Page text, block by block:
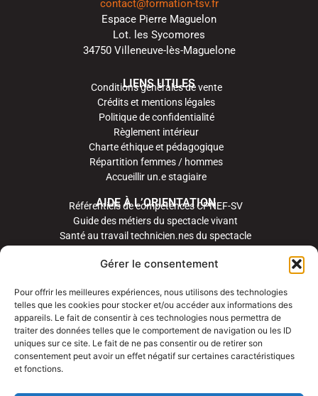
Gérer le consentement
Pour offrir les meilleures expériences, nous utilisons des technologies
telles que les cookies pour stocker et/ou accéder aux informations des
appareils. Le fait de consentir à ces technologies nous permettra de
traiter des données telles que le comportement de navigation ou les ID
uniques sur ce site. Le fait de ne pas consentir ou de retirer son
consentement peut avoir un effet négatif sur certaines caractéristiques
et fonctions.
contact@formation-tsv.fr
Espace Pierre Maguelon
Lot. les Sycomores
34750 Villeneuve-lès-Maguelone
LIENS UTILES
Conditions générales de vente
Crédits et mentions légales
Politique de confidentialité
Règlement intérieur
Charte éthique et pédagogique
Répartition femmes / hommes
Accueillir un.e stagiaire
AIDE À L’ORIENTATION
Référentiels de compétences CPNEF-SV
Guide des métiers du spectacle vivant
Santé au travail technicien.nes du spectacle